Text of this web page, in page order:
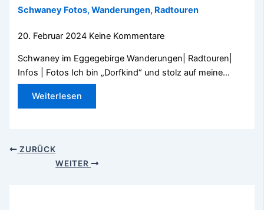
Schwaney Fotos, Wanderungen, Radtouren
20. Februar 2024 Keine Kommentare
Schwaney im Eggegebirge Wanderungen| Radtouren|
Infos | Fotos Ich bin „Dorfkind“ und stolz auf meine…
Weiterlesen
ZURÜCK
WEITER